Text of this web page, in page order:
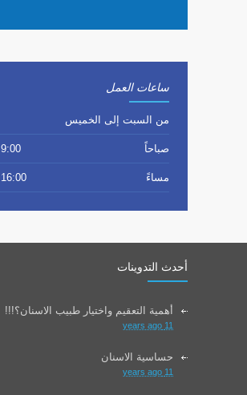
ساعات العمل
من السبت إلى الخميس
صباحاً 9:00 - 12:00
مساءً 16:00 - 18:00
أحدث التدوينات
أهمية التعقيم واختيار طبيب الاسنان؟!!!
11 years ago
حساسية الاسنان
11 years ago